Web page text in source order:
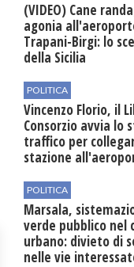
(VIDEO) Cane
agonia
Trapani-Birgi: lo
della Sicilia
POLITICA
Vincenzo Florio, il
Consorzio avvia lo
traffico per
stazione
POLITICA
Marsala,
verde pubblico nel
urbano: divieto di
nelle vie